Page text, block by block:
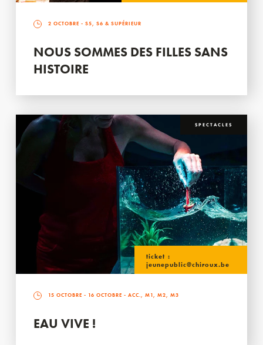
2 OCTOBRE - S5, S6 & SUPÉRIEUR
NOUS SOMMES DES FILLES SANS
HISTOIRE
SPECTACLES
ticket :
jeunepublic@chiroux.be
15 OCTOBRE - 16 OCTOBRE - ACC., M1, M2, M3
EAU VIVE !